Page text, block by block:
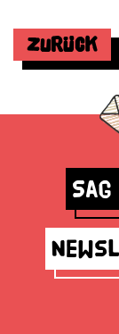
Zurück